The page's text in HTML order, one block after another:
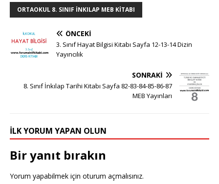
ORTAOKUL 8. SINIF INKILAP MEB KITABI
ÖNCEKI
3. Sınıf Hayat Bilgisi Kitabı Sayfa 12-13-14 Dizin
Yayıncılık
SONRAKI
8. Sınıf İnkılap Tarihi Kitabı Sayfa 82-83-84-85-86-87
MEB Yayınları
İLK YORUM YAPAN OLUN
Bir yanıt bırakın
Yorum yapabilmek için oturum açmalısınız.